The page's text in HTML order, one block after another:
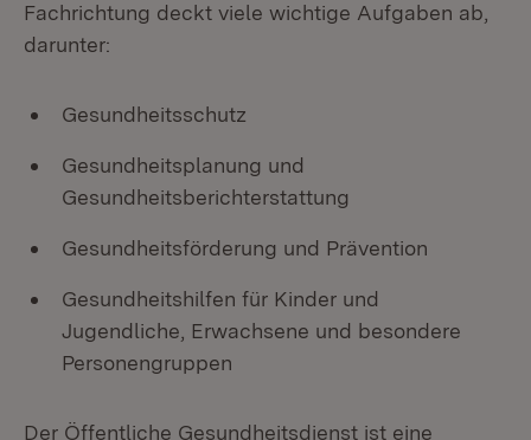
Fachrichtung deckt viele wichtige Aufgaben ab,
darunter:
Gesundheitsschutz
Gesundheitsplanung und
Gesundheitsberichterstattung
Gesundheitsförderung und Prävention
Gesundheitshilfen für Kinder und
Jugendliche, Erwachsene und besondere
Personengruppen
Der Öffentliche Gesundheitsdienst ist eine